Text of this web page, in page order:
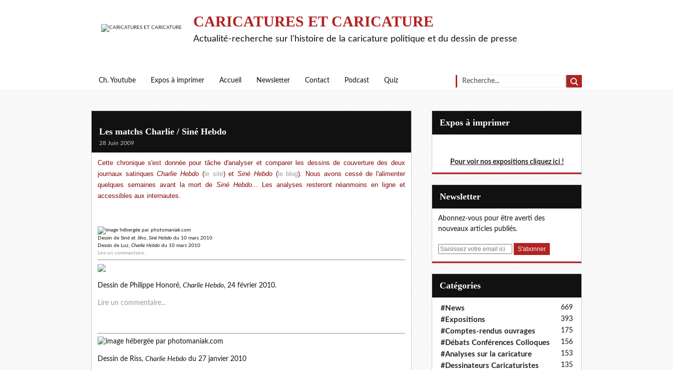
CARICATURES ET CARICATURE
Actualité-recherche sur l'histoire de la caricature politique et du dessin de presse
Ch. Youtube Expos à imprimer Accueil Newsletter Contact Podcast Quiz
Les matchs Charlie / Siné Hebdo
28 Juin 2009
Cette chronique s'est donnée pour tâche d'analyser et comparer les dessins de couverture des deux
journaux satiriquesCharlie Hebdo (le site) etSiné Hebdo(le blog). Nous avons cessé de l'alimenter
quelques semaines avant la mort deSiné Hebdo... Les analyses resteront néanmoins en ligne et
accessibles aux internautes.
Dessin de Siné et Jiho, Siné Hebdo du 10 mars 2010
Dessin de Luz, Charlie Hebdo du 10 mars 2010
Lire un commentaire...
Dessin de Philippe Honoré, Charlie Hebdo, 24 février 2010.
Lire un commentaire...
Dessin de Riss, Charlie Hebdo du 27 janvier 2010
Expos à imprimer
Pour voir nos expositions cliquez ici !
Newsletter
Abonnez-vous pour être averti des
nouveaux articles publiés.
E
Catégories
#News 669
#Expositions 393
#Comptes-rendus ouvrages 175
#Débats Conférences Colloques 156
#Analyses sur la caricature 153
#Dessinateurs Caricaturistes 135